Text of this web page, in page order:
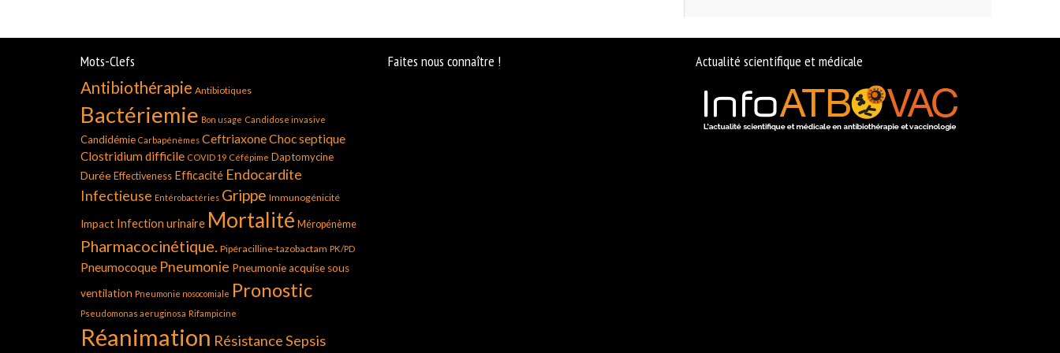
Mots-Clefs
Antibiothérapie Antibiotiques
Bactériemie Bon usage Candidose invasive
Candidémie Carbapénèmes CeftriaxoneChoc septique
Clostridium difficile COVID 19 Céfépime Daptomycine
Durée Effectiveness Efficacité Endocardite
Infectieuse Entérobactéries Grippe Immunogénicité
Impact Infection urinaire Mortalité Méropénème
Pharmacocinétique. Pipéracilline-tazobactam PK/PD
Pneumocoque Pneumonie Pneumonie acquise sous
ventilation Pneumonie nosocomiale Pronostic
Pseudomonas aeruginosa Rifampicine
Réanimation RésistanceSepsis
Faites nous connaître ! Actualité scientifique et médicale